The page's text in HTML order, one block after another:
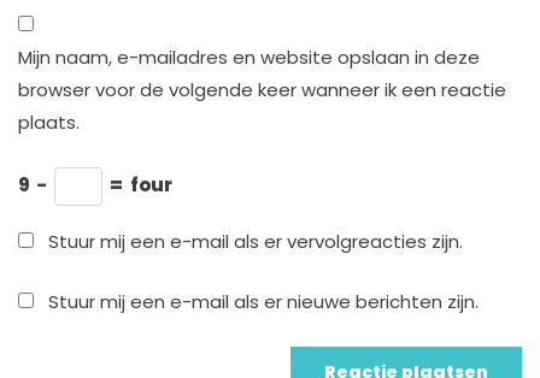
Mijn naam, e-mailadres en website opslaan in deze
browser voor de volgende keer wanneer ik een reactie
plaats.
9 − = four
Stuur mij een e-mail als er vervolgreacties zijn.
Stuur mij een e-mail als er nieuwe berichten zijn.